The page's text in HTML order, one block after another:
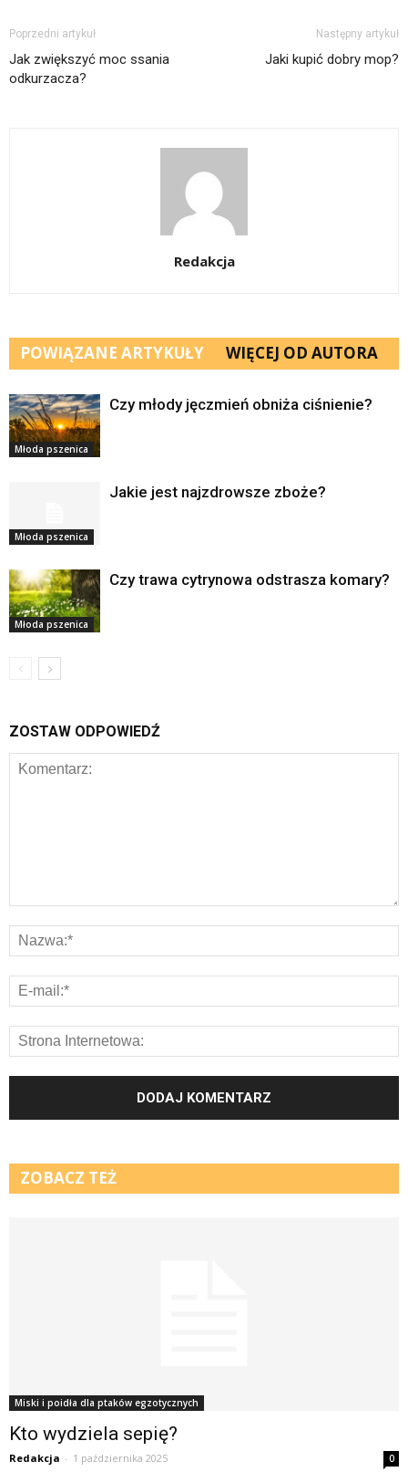
Poprzedni artykuł
Jak zwiększyć moc ssania
odkurzacza?
Następny artykuł
Jaki kupić dobry mop?
Redakcja
POWIĄZANE ARTYKUŁY WIĘCEJ OD AUTORA
Młoda pszenica
Czy młody jęczmień obniża ciśnienie?
Młoda pszenica
Jakie jest najzdrowsze zboże?
Młoda pszenica
Czy trawa cytrynowa odstrasza komary?
ZOSTAW ODPOWIEDŹ
ZOBACZ TEŻ
Miski i poidła dla ptaków egzotycznych
Kto wydziela sepię?
Redakcja - 1 października 2025 0